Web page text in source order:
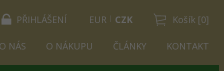
PŘIHLÁŠENÍ Košík [0]
EUR CZK
O NÁS O NÁKUPU ČLÁNKY KONTAKT